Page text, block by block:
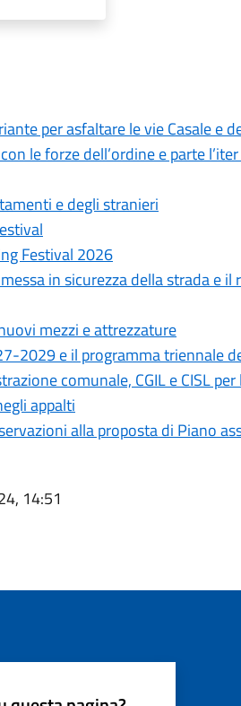
per asfaltare le vie Casale e
le forze dell’ordine e parte
e degli stranieri
Festival 2026
in sicurezza della strada e
mezzi e attrezzature
2029 e il programma triennale
comunale, CGIL e CISL
appalti
alla proposta di Piano
14:51